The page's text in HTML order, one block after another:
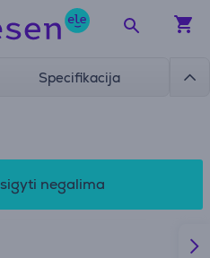
Specifikacija
negalima